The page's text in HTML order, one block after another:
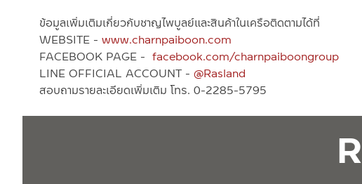
ข้อมูลเพิ่มเติมเกี่ยวกับชาญไพบูลย์และสินค้าในเครือติดตามได้ที่
WEBSITE - www.charnpaiboon.com
FACEBOOK PAGE - facebook.com/charnpaiboongroup
LINE OFFICIAL ACCOUNT - @Rasland
สอบถามรายละเอียดเพิ่มเติม โทร. 0-2285-5795